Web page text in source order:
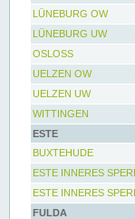
LÜNEBURG OW
LÜNEBURG UW
OSLOSS
UELZEN OW
UELZEN UW
WITTINGEN
ESTE
BUXTEHUDE
ESTE INNERES
ESTE INNERES
FULDA